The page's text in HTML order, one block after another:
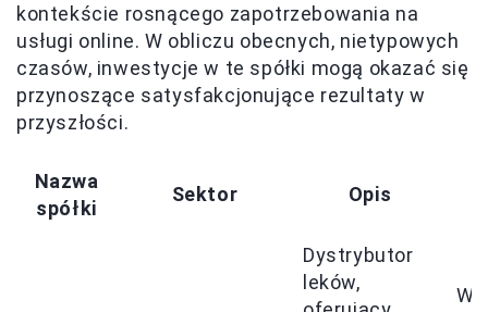
kontekście rosnącego zapotrzebowania na
usługi online. W obliczu obecnych, nietypowych
czasów, inwestycje w te spółki mogą okazać się
przynoszące satysfakcjonujące rezultaty w
przyszłości.
Nazwa
spółki
Sektor Opis
Dystrybutor
leków,